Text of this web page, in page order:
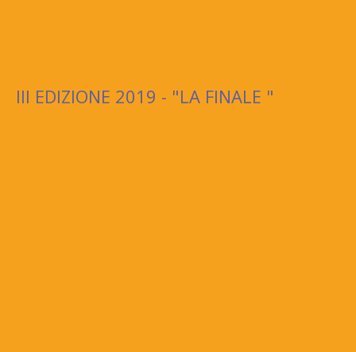
III EDIZIONE 2019 - "LA FINALE "